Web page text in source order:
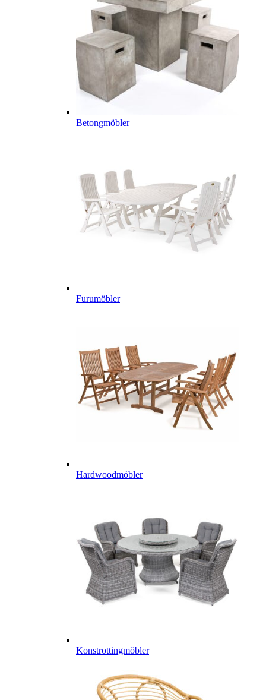
Betongmöbler
Furumöbler
Hardwoodmöbler
Konstrottingmöbler